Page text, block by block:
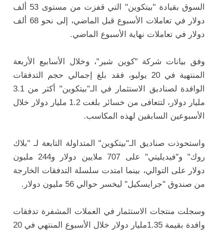
السوق بقيادة "بيتكوين" التي قفزت من مستوى 53 ألف
دولار في تعاملات الأسبوع قبل الماضي، إلى نحو 68 ألف
دولار في تعاملات نهاية الأسبوع الماضي.
وفق بيانات شركة "كوين شير"، وخلال الأسابيع الأربعة
المنتهية في 20 يوليو، فقد بلغ إجمالي حجم التدفقات
الوافدة لصناديق الاستثمار في الـ"بيتكوين" أكثر من 3.1
مليار دولار، لتتعافى من خسائر بلغت 1.2 مليار دولار خلال
الأسبوعين السابقين لهذه المكاسب.
واستحوذت صناديق الـ"بيتكوين" المتداولة التابعة لـ "بلاك
روك" و"فيديليتي" على 707 ملايين دولار و244 مليون
دولار على التوالي، بينما امتدت سلسلة التدفقات الخارجة
من صندوق "جرايسكيل" ليخسر حوالي 56 مليون دولار.
وسجلت منتجات الاستثمار في العملات المشفرة تدفقات
وافدة بقيمة 1.35مليار دولار خلال الأسبوع المنتهي في 20